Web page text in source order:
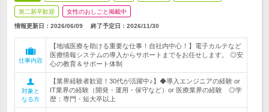
第二新卒歓迎 女性のおしごと掲載中
情報更新日：2026/06/09 終了予定日： 2026/11/30
仕事内容
【地域医療を助ける重要な仕事！自社内中心！】電子カルテなど
医療情報システムの導入からサポートまでをお任せします。 ◎安
心の教育＆サポート体制
対象と
なる方
【業界経験者歓迎！30代が活躍中♪】◆導入エンジニアの経験 or
IT業界の経験（開発・運用・保守など）or 医療業界の経験 ◎学
歴：専門・短大卒以上